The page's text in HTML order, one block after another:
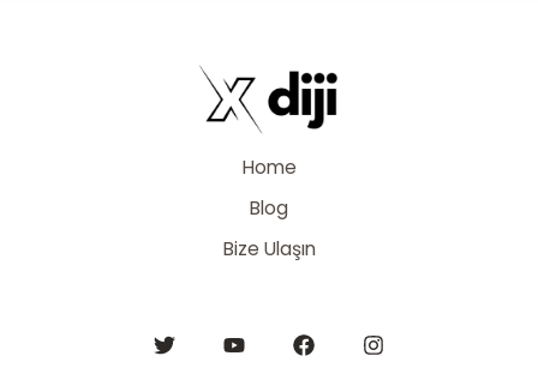
Home
Blog
Bize Ulaşın